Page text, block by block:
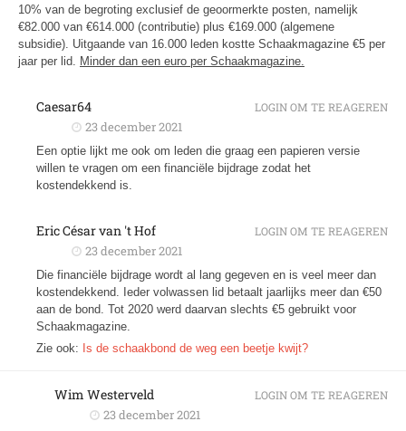
10% van de begroting exclusief de geoormerkte posten, namelijk
€82.000 van €614.000 (contributie) plus €169.000 (algemene
subsidie). Uitgaande van 16.000 leden kostte Schaakmagazine €5 per
jaar per lid. Minder dan een euro per Schaakmagazine.
Caesar64
23 december 2021
Een optie lijkt me ook om leden die graag een papieren versie
willen te vragen om een financiële bijdrage zodat het
kostendekkend is.
LOGIN OM TE REAGEREN
Eric César van 't Hof
23 december 2021
Die financiële bijdrage wordt al lang gegeven en is veel meer dan
kostendekkend. Ieder volwassen lid betaalt jaarlijks meer dan €50
aan de bond. Tot 2020 werd daarvan slechts €5 gebruikt voor
Schaakmagazine.
Zie ook: Is de schaakbond de weg een beetje kwijt?
LOGIN OM TE REAGEREN
Wim Westerveld
23 december 2021
LOGIN OM TE REAGEREN